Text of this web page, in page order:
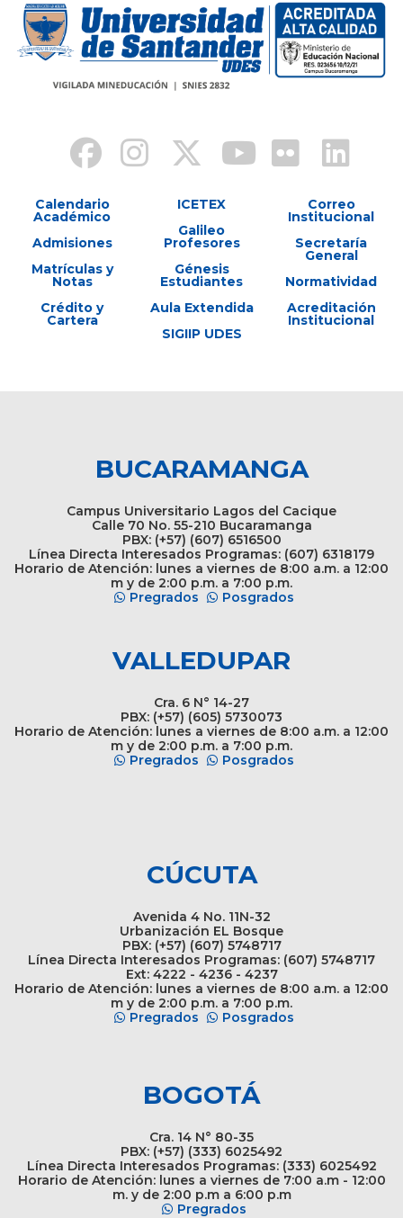
Calendario
Académico
Admisiones
Matrículas y
Notas
Crédito y
Cartera
ICETEX
Galileo
Profesores
Génesis
Estudiantes
Aula Extendida
SIGIIP UDES
Correo
Institucional
Secretaría
General
Normatividad
Acreditación
Institucional
BUCARAMANGA
Campus Universitario Lagos del Cacique
Calle 70 No. 55-210 Bucaramanga
PBX: (+57) (607) 6516500
Línea Directa Interesados Programas: (607) 6318179
Horario de Atención: lunes a viernes de 8:00 a.m. a 12:00
m y de 2:00 p.m. a 7:00 p.m.
Pregrados
Posgrados
VALLEDUPAR
Cra. 6 N° 14-27
PBX: (+57) (605) 5730073
Horario de Atención: lunes a viernes de 8:00 a.m. a 12:00
m y de 2:00 p.m. a 7:00 p.m.
Pregrados
Posgrados
CÚCUTA
Avenida 4 No. 11N-32
Urbanización EL Bosque
PBX: (+57) (607) 5748717
Línea Directa Interesados Programas: (607) 5748717
Ext: 4222 - 4236 - 4237
Horario de Atención: lunes a viernes de 8:00 a.m. a 12:00
m y de 2:00 p.m. a 7:00 p.m.
Pregrados
Posgrados
BOGOTÁ
Cra. 14 N° 80-35
PBX: (+57) (333) 6025492
Línea Directa Interesados Programas: (333) 6025492
Horario de Atención: lunes a viernes de 7:00 a.m - 12:00
m. y de 2:00 p.m a 6:00 p.m
Pregrados